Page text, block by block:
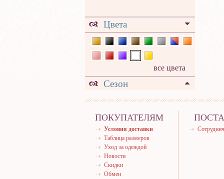
Цвета
все цвета
Сезон
ПОКУПАТЕЛЯМ
Условия доставки
Таблица размеров
Уход за одеждой
Новости
Скидки
Обмен